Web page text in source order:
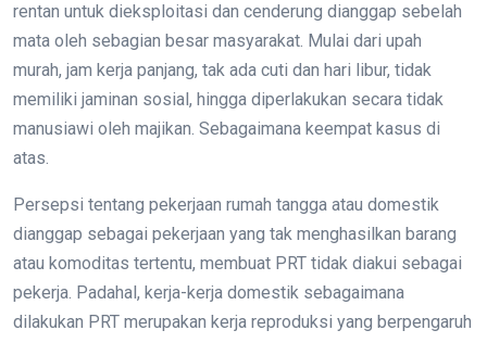
rentan untuk dieksploitasi dan cenderung dianggap sebelah
mata oleh sebagian besar masyarakat. Mulai dari upah
murah, jam kerja panjang, tak ada cuti dan hari libur, tidak
memiliki jaminan sosial, hingga diperlakukan secara tidak
manusiawi oleh majikan. Sebagaimana keempat kasus di
atas.
Persepsi tentang pekerjaan rumah tangga atau domestik
dianggap sebagai pekerjaan yang tak menghasilkan barang
atau komoditas tertentu, membuat PRT tidak diakui sebagai
pekerja. Padahal, kerja-kerja domestik sebagaimana
dilakukan PRT merupakan kerja reproduksi yang berpengaruh